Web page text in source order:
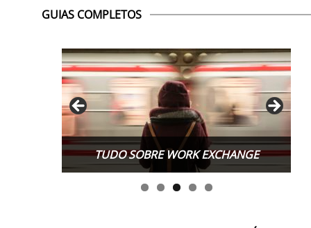
GUIAS COMPLETOS
TUDO SOBRE WORK EXCHANGE